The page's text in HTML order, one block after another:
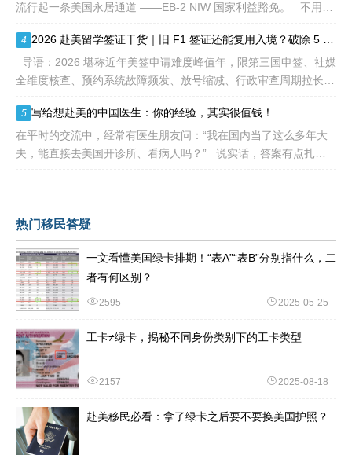
流行起一条美国永居通道 ——EB-2 NIW 国家利益豁免。 不用提
4
2026 赴美留学签证干货｜旧 F1 签证还能复用入境？破除 5 大流传已久的签证误区
全维度核查、预约系统故障频发、放号缩减、行政审查周期拉长，
5 写给想赴美的中国医生：你的经验，其实很值钱！
在平时的交流中，经常有医生朋友问：“我在国内当了这么多年大
夫，能直接去美国开诊所、看病人吗？” 说实话，答案有点扎
热门移民答疑
一文看懂美国绿卡排期！“表A”“表B”分别指什么，二
者有何区别？
2595 2025-05-25
工卡≠绿卡，揭秘不同身份类别下的工卡类型
2157 2025-08-18
赴美移民必看：拿了绿卡之后要不要换美国护照？